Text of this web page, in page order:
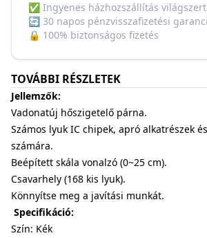
✅ Ingyenes házhozszállítás
🔄 30 napos pénzvisszafizetési
🔒 100% biztonságos fizetés
TOVÁBBI RÉSZLETEK
Jellemzők:
Vadonatúj hőszigetelő párna.
Számos lyuk IC chipek, apró alkatrészek
számára.
Beépített skála vonalzó (0~25 cm).
Csavarhely (168 kis lyuk).
Könnyítse meg a javítási munkát.
Specifikáció:
Szín: Kék